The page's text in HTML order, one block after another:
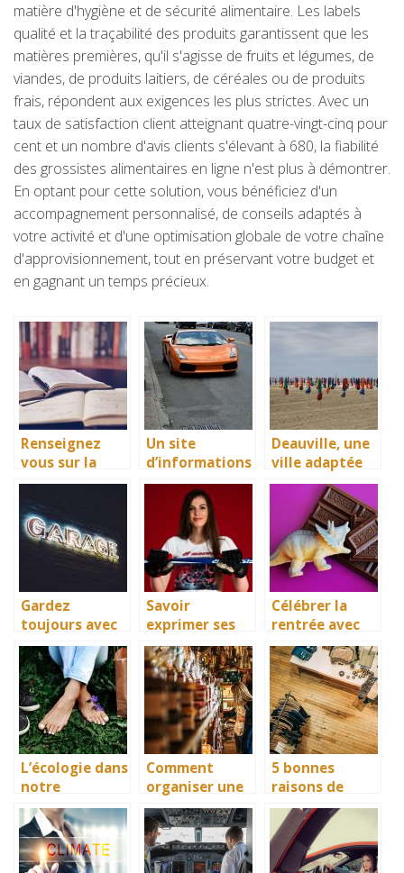
matière d'hygiène et de sécurité alimentaire. Les labels
qualité et la traçabilité des produits garantissent que les
matières premières, qu'il s'agisse de fruits et légumes, de
viandes, de produits laitiers, de céréales ou de produits
frais, répondent aux exigences les plus strictes. Avec un
taux de satisfaction client atteignant quatre-vingt-cinq pour
cent et un nombre d'avis clients s'élevant à 680, la fiabilité
des grossistes alimentaires en ligne n'est plus à démontrer.
En optant pour cette solution, vous bénéficiez d'un
accompagnement personnalisé, de conseils adaptés à
votre activité et d'une optimisation globale de votre chaîne
d'approvisionnement, tout en préservant votre budget et
en gagnant un temps précieux.
Renseignez
vous sur la
bibliothèque
de votre choix
en un clic
Un site
d’informations
sur les
fourrières
pour voiture
Deauville, une
ville adaptée
pour
l’organisation
des grands
événements et
séminaires
Gardez
toujours avec
vous un
numéro de
garagiste
Savoir
exprimer ses
passions :
Comment faire
?
Célébrer la
rentrée avec
des chocolats
L’écologie dans
notre
quotidien
Comment
organiser une
séance
shopping entre
amies ?
5 bonnes
raisons de
faire les
magasins à
Troyes